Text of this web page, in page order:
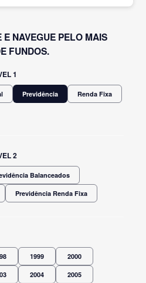
NAVEGUE PELO MAIS
FUNDOS.
1
Previdência Renda Fixa
2
Balanceados
Previdência Renda Fixa
1999 2000
2004 2005